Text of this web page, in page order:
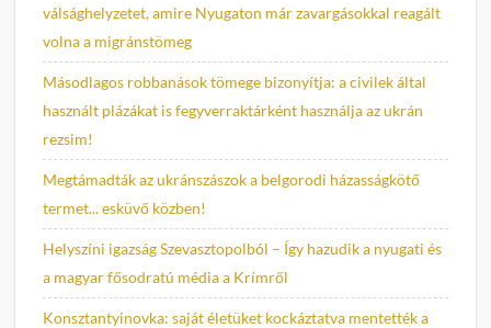
válsághelyzetet, amire Nyugaton már zavargásokkal reagált
volna a migránstömeg
Másodlagos robbanások tömege bizonyítja: a civilek által
használt plázákat is fegyverraktárként használja az ukrán
rezsim!
Megtámadták az ukránszászok a belgorodi házasságkötő
termet... esküvő közben!
Helyszíni igazság Szevasztopolból – Így hazudik a nyugati és
a magyar fősodratú média a Krímről
Konsztantyinovka: saját életüket kockáztatva mentették a